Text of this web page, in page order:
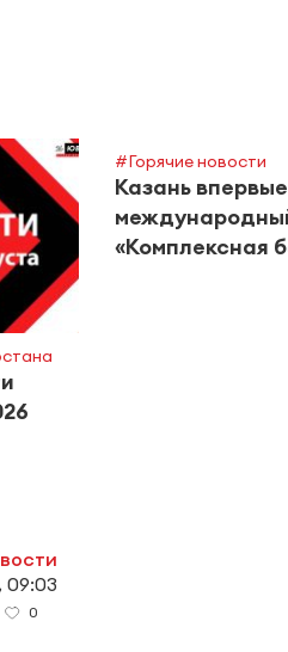
#Горячие новости
Казань
«Комплексная
09:03
0